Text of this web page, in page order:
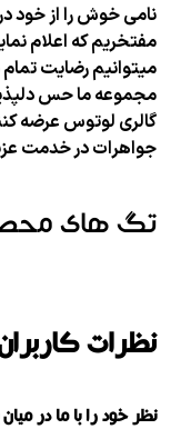
نامی خوش را از خود
مفتخریم که اعلام
میتوانیم رضایت تمام
مجموعه ما حس
گالری لوتوس عرضه
جواهرات در خدمت
تگ های
نظرات
نظر خود را با ما در